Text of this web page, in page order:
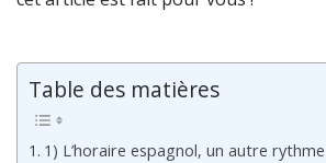
Table des matières
1) L’horaire espagnol, un autre